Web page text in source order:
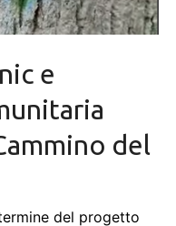
e
del
del progetto